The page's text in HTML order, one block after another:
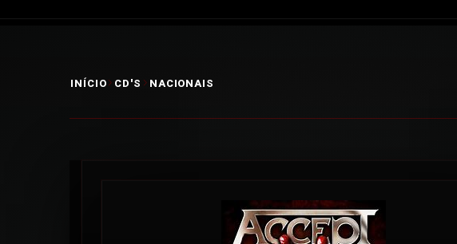
INÍCIO CD'S NACIONAIS